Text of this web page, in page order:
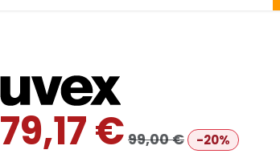
79,17€ 99,00€ -20%